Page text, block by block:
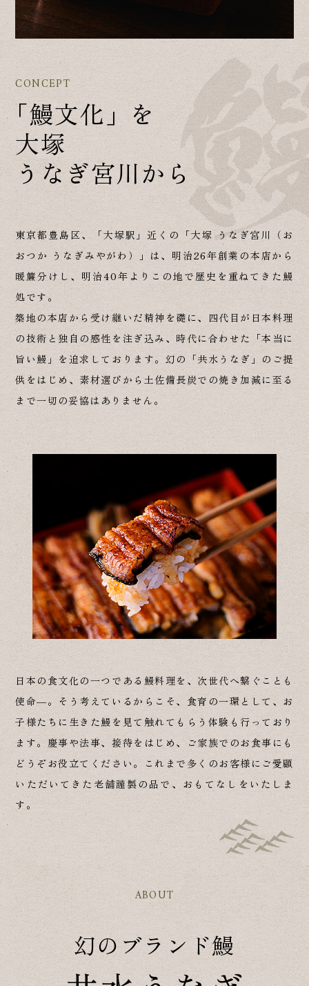
CONCEPT
「鰻文化」を
大塚
うなぎ宮川から
東京都豊島区、「大塚駅」近くの「大塚 うなぎ宮川（お
おつか うなぎみやがわ）」は、明治26年創業の本店から
暖簾分けし、明治40年よりこの地で歴史を重ねてきた鰻
処です。
築地の本店から受け継いだ精神を礎に、四代目が日本料理
の技術と独自の感性を注ぎ込み、時代に合わせた「本当に
旨い鰻」を追求しております。幻の「共水うなぎ」のご提
供をはじめ、素材選びから土佐備長炭での焼き加減に至る
まで一切の妥協はありません。
日本の食文化の一つである鰻料理を、次世代へ繋ぐことも
使命―。そう考えているからこそ、食育の一環として、お
子様たちに生きた鰻を見て触れてもらう体験も行っており
ます。慶事や法事、接待をはじめ、ご家族でのお食事にも
どうぞお役立てください。これまで多くのお客様にご愛顧
いただいてきた老舗謹製の品で、おもてなしをいたしま
す。
ABOUT
幻のブランド鰻